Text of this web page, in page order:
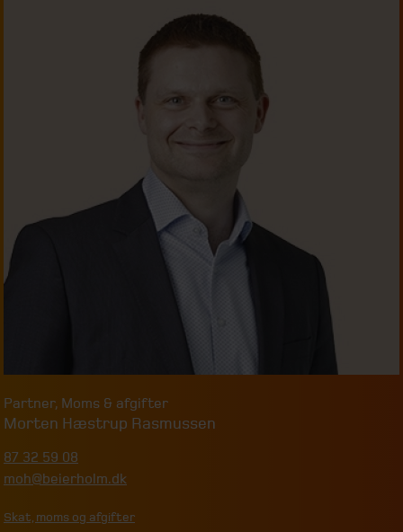
Partner, Moms & afgifter
Morten Hæstrup Rasmussen
87 32 59 08
moh@beierholm.dk
Skat, moms og afgifter